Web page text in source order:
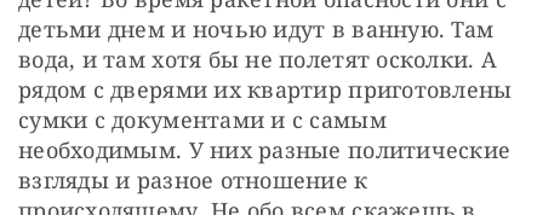
детьми днем и ночью идут в ванную. Там
вода, и там хотя бы не полетят осколки. А
рядом с дверями их квартир приготовлены
сумки с документами и с самым
необходимым. У них разные политические
взгляды и разное отношение к